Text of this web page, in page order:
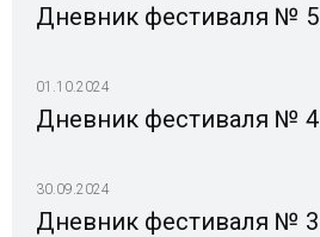
Дневник фестиваля № 5
01.10.2024
Дневник фестиваля № 4
30.09.2024
Дневник фестиваля № 3